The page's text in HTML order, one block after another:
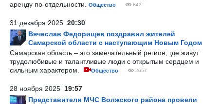
аренду по-отдельности.
Общество 842
31 декабря 2025 20:30
Вячеслав Федорищев поздравил жителей
Самарской области с наступающим Новым Годом
Самарская область – это замечательный регион, где живут
трудолюбивые и талантливые люди с открытым сердцем и
сильным характером.
Общество 2657
28 ноября 2025 19:57
Представители МЧС Волжского района провели